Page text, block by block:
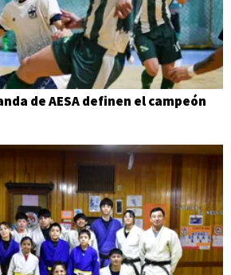
de AESA definen el campeón